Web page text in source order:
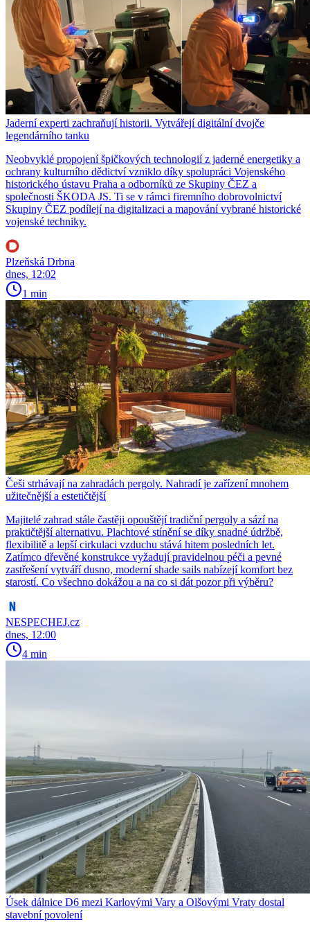
Jaderní experti zachraňují historii. Vytvářejí digitální dvojče
legendárního tanku
Neobvyklé propojení špičkových technologií z jaderné energetiky a
ochrany kulturního dědictví vzniklo díky spolupráci Vojenského
historického ústavu Praha a odborníků ze Skupiny ČEZ a
společnosti ŠKODA JS. Ti se v rámci firemního dobrovolnictví
Skupiny ČEZ podílejí na digitalizaci a mapování vybrané historické
vojenské techniky.
Plzeňská Drbna
dnes, 12:02
1 min
Češi strhávají na zahradách pergoly. Nahradí je zařízení mnohem
užitečnější a estetičtější
Majitelé zahrad stále častěji opouštějí tradiční pergoly a sází na
praktičtější alternativu. Plachtové stínění se díky snadné údržbě,
flexibilitě a lepší cirkulaci vzduchu stává hitem posledních let.
Zatímco dřevěné konstrukce vyžadují pravidelnou péči a pevné
zastřešení vytváří dusno, moderní shade sails nabízejí komfort bez
starostí. Co všechno dokážou a na co si dát pozor při výběru?
NESPECHEJ.cz
dnes, 12:00
4 min
Úsek dálnice D6 mezi Karlovými Vary a Olšovými Vraty dostal
stavební povolení